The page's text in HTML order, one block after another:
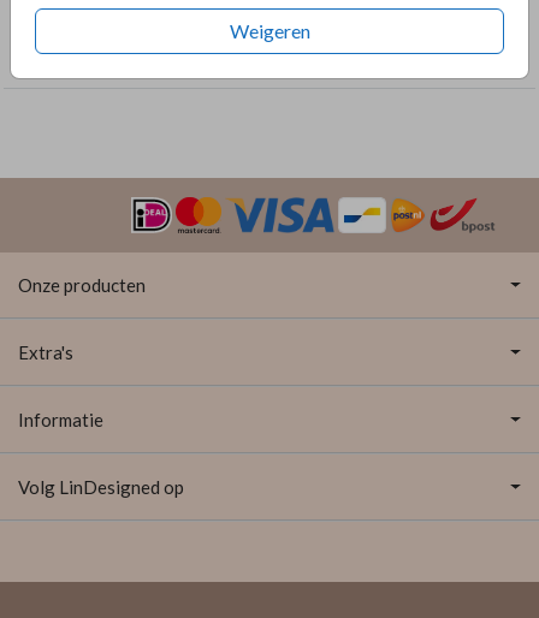
Weigeren
COLLECTIE
Geboortekaartjes met enkelzijdige folie
Onze producten
Extra's
Informatie
Volg LinDesigned op